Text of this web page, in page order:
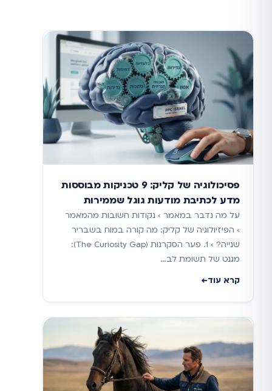
פסיכולוגיה של קליק: 9 טכניקות מבוססות
מדע לכתיבת מודעות גוגל שממירות
על מה נדבר במאמר › נקודות חשובות מהמאמר
› הפיזיולוגיה של קליק: מה קורה במוח בשבריר
שנייה? › 1. פער הסקרנות (The Curiosity Gap):
מגנט של תשומת לב…
קרא עוד